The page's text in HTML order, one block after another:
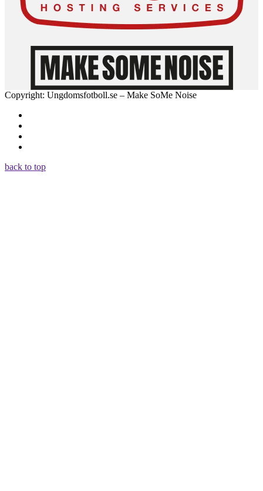
Copyright: Ungdomsfotboll.se – Make SoMe Noise
back to top